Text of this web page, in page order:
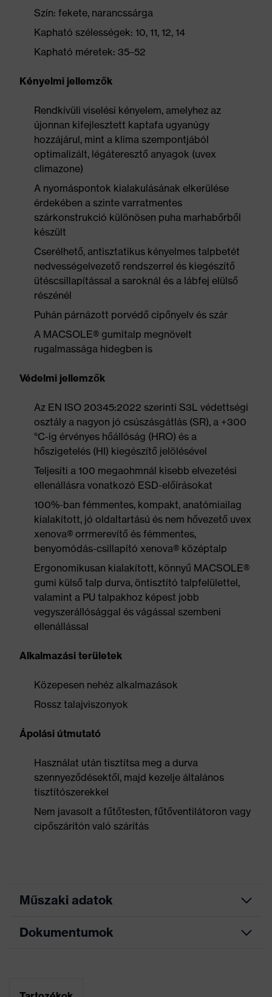
Szín: fekete, narancssárga
Kapható szélességek: 10, 11, 12, 14
Kapható méretek: 35–52
Kényelmi jellemzők
Rendkívüli viselési kényelem, amelyhez az
újonnan kifejlesztett kaptafa ugyanúgy
hozzájárul, mint a klíma szempontjából
optimalizált, légáteresztő anyagok (uvex
climazone)
A nyomáspontok kialakulásának elkerülése
érdekében a szinte varratmentes
szárkonstrukció különösen puha marhabőrből
készült
Cserélhető, antisztatikus kényelmes talpbetét
nedvességelvezető rendszerrel és kiegészítő
ütéscsillapítással a saroknál és a lábfej elülső
részénél
Puhán párnázott porvédő cipőnyelv és szár
A MACSOLE® gumitalp megnövelt
rugalmassága hidegben is
Védelmi jellemzők
Az EN ISO 20345:2022 szerinti S3L védettségi
osztály a nagyon jó csúszásgátlás (SR), a +300
°C-ig érvényes hőállóság (HRO) és a
hőszigetelés (HI) kiegészítő jelölésével
Teljesíti a 100 megaohmnál kisebb elvezetési
ellenállásra vonatkozó ESD-előírásokat
100%-ban fémmentes, kompakt, anatómiailag
kialakított, jó oldaltartású és nem hővezető uvex
xenova® orrmerevítő és fémmentes,
benyomódás-csillapító xenova® középtalp
Ergonomikusan kialakított, könnyű MACSOLE®
gumi külső talp durva, öntisztító talpfelülettel,
valamint a PU talpakhoz képest jobb
vegyszerállósággal és vágással szembeni
ellenállással
Alkalmazási területek
Közepesen nehéz alkalmazások
Rossz talajviszonyok
Ápolási útmutató
Használat után tisztítsa meg a durva
szennyeződésektől, majd kezelje általános
tisztítószerekkel
Nem javasolt a fűtőtesten, fűtőventilátoron vagy
cipőszárítón való szárítás
Műszaki adatok
Keresőszín
Dokumentumok
Adatlap